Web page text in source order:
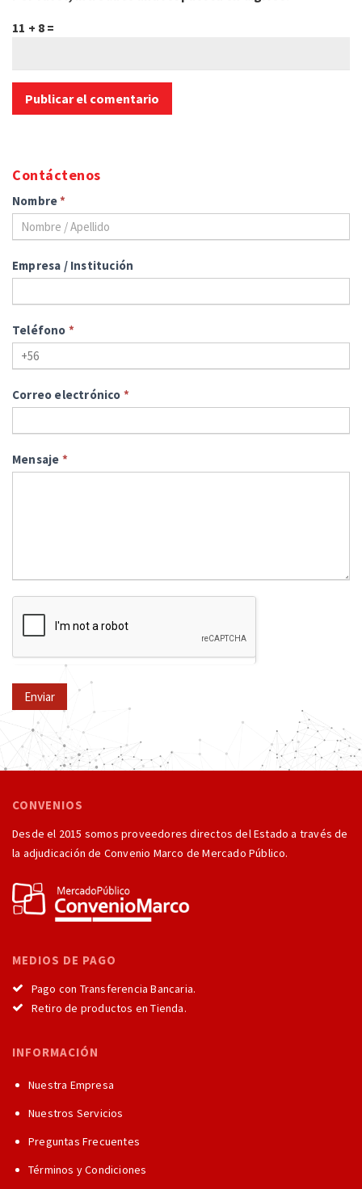
11 + 8 =
Contáctenos
Nombre*
Empresa / Institución
Teléfono *
Correo electrónico *
Mensaje *
Enviar
CONVENIOS
Desde el 2015 somos proveedores directos del Estado a través de
la adjudicación de Convenio Marco de Mercado Público.
MEDIOS DE PAGO
Pago con Transferencia Bancaria.
Retiro de productos en Tienda.
INFORMACIÓN
Nuestra Empresa
Nuestros Servicios
Preguntas Frecuentes
Términos y Condiciones